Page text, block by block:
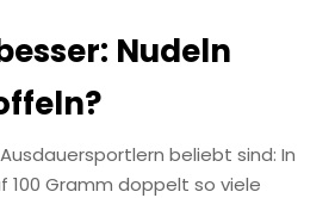
Nudeln
beliebt sind: In
100 Gramm doppelt so viele